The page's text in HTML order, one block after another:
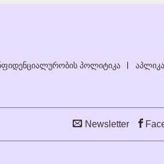
პოლიტიკა
Newsletter